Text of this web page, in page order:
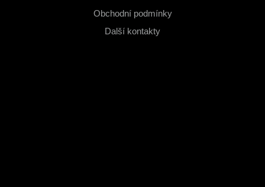
Obchodní podmínky
Další kontakty